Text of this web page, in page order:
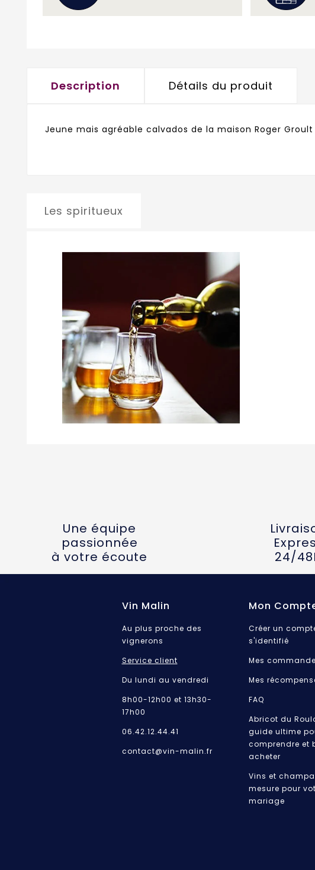
Description Détails du produit
Jeune mais agréable calvados de la maison Roger
Les spiritueux
Une équipe
passionnée
à votre écoute
24/
Vin Malin
Au plus proche des
vignerons
Service client
Du lundi au vendredi
8h00-12h00 et 13h30-
17h00
06.42.12.44.41
contact@vin-malin.fr
Mon
Créer un
s'identifié
Mes
Mes
FAQ
Abricot du
guide ultime
comprendre et
acheter
Vins et
mesure pour
mariage